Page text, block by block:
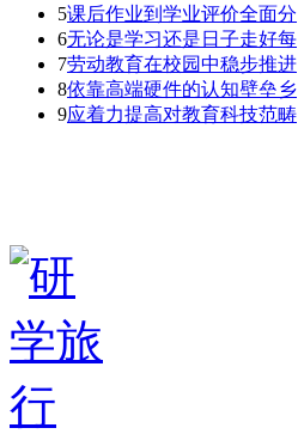
5课后作业到学业评价全面分
6无论是学习还是日子走好每
7劳动教育在校园中稳步推进
8依靠高端硬件的认知壁垒乡
9应着力提高对教育科技范畴